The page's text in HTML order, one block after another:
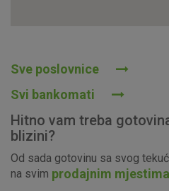
Sve poslovnice
Svi bankomati
Hitno vam treba
blizini?
Od sada gotovinu sa svog
na svim prodajnim
Ovi kolačići nužni su za
postavljaju kao odgovor na vaše
za uslugama, kao što su